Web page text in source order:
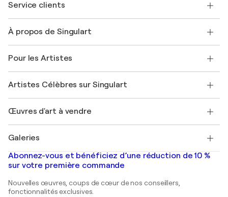
Service clients
Expédition
Offrir une carte cadeau
Rejoignez notre programme commercial
Mon compte
+33 1 76 44 06 42
À propos de Singulart
FAQ
Magazine Singulart
Emplois
Découvrez une sélection d'art original
Pour les Artistes
Se connecter en tant qu'Artiste
Artistes Célèbres sur Singulart
Marc Chagall
Banksy
Mr. Brainwash
Shepard Fairey
Œuvres d'art à vendre
Tableaux abstraits à vendre
Peintures de paysage
Estampes
Peintures acryliques
Galeries
Galeries d'art en France
Galeries d'art en Belgique
Abonnez-vous et bénéficiez d’une réduction de 10 %
sur votre première commande
Nouvelles œuvres, coups de cœur de nos conseillers,
fonctionnalités exclusives.